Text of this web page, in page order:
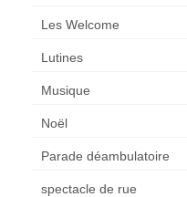
Les Welcome
Lutines
Musique
Noël
Parade déambulatoire
spectacle de rue